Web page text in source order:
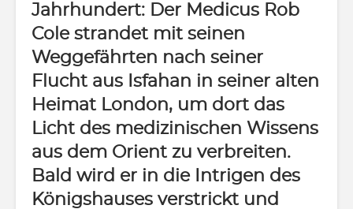
Jahrhundert: Der Medicus Rob
Cole strandet mit seinen
Weggefährten nach seiner
Flucht aus Isfahan in seiner alten
Heimat London, um dort das
Licht des medizinischen Wissens
aus dem Orient zu verbreiten.
Bald wird er in die Intrigen des
Königshauses verstrickt und